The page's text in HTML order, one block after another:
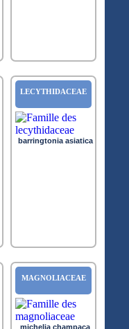
LECYTHIDACEAE
barringtonia asiatica
MAGNOLIACEAE
michelia champaca